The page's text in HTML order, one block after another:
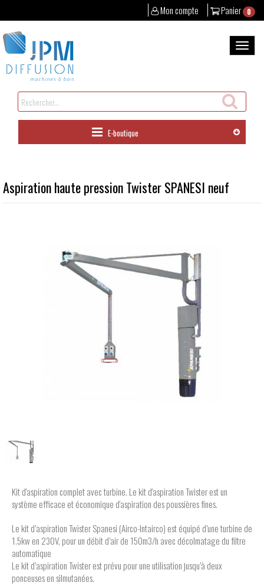
Panier 0
Mon compte
au
contenu
la
Rechercher
un
produit
E-boutique
Aspiration haute pression Twister SPANESI neuf
Kit d'aspiration complet avec turbine. Le kit d'aspiration Twister est un
système efficace et économique d'aspiration des poussières fines.
Le kit d’aspiration Twister Spanesi (Airco-Intairco) est équipé d’une turbine de
1.5kw en 230V, pour un débit d’air de 150m3/h avec décolmatage du filtre
automatique
Le kit d’aspiration Twister est prévu pour une utilisation jusqu’à deux
ponceuses en silmutanées.